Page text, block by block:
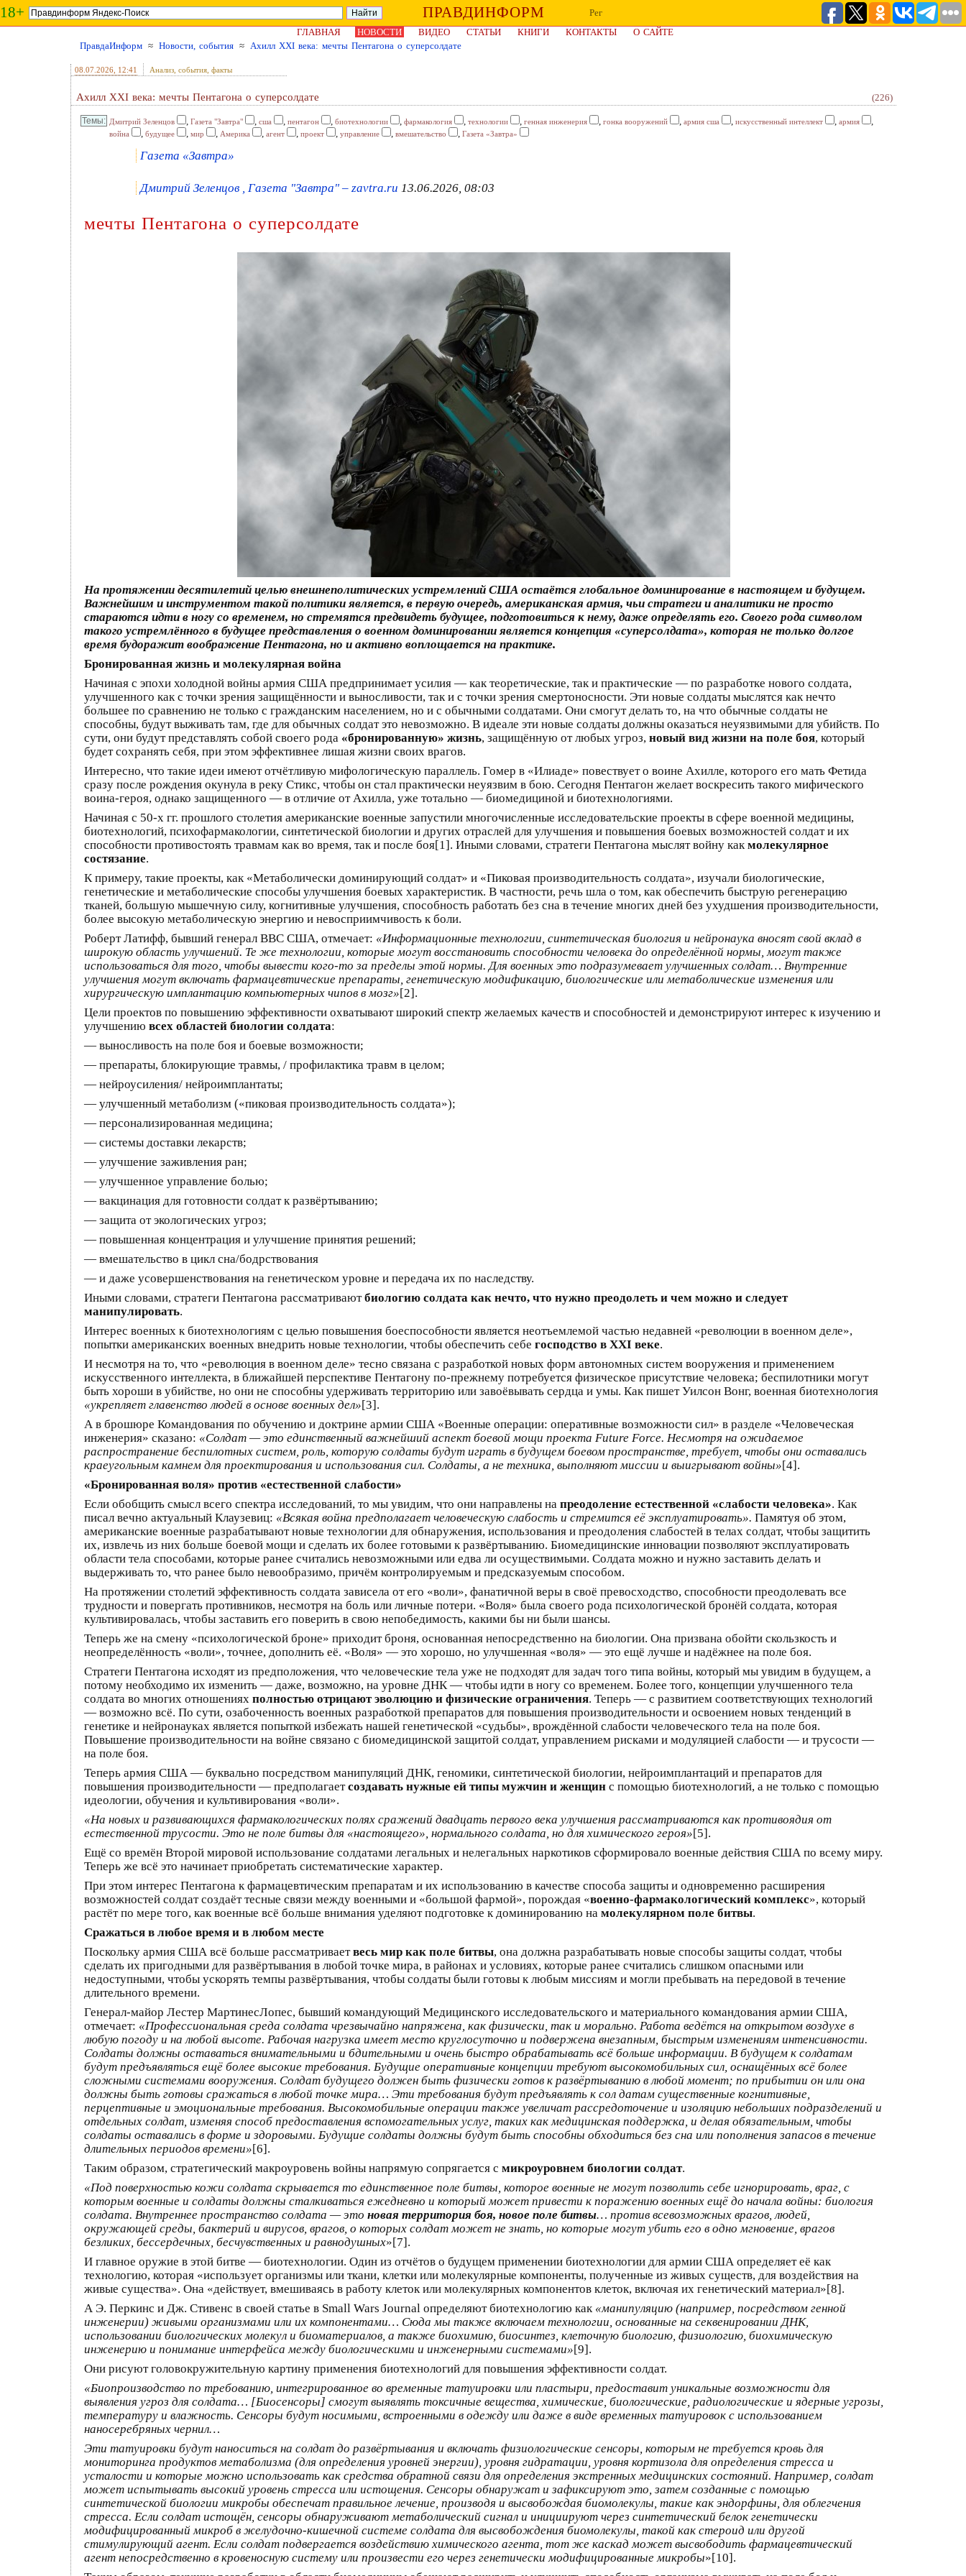
18+ ПРАВДИНФОРМ
Рег
ГЛАВНАЯ
НОВОСТИ ВИДЕО СТАТЬИ КНИГИ КОНТАКТЫ
О САЙТЕ
ПравдаИнформ ≈ Новости, события ≈ Ахилл XXI века: мечты Пентагона о суперсолдате
08.07.2026 , 12:41 Анализ, события, факты
Ахилл XXI века: мечты Пентагона о суперсолдате (226)
Дмитрий Зеленцов , Газета "Завтра" , сша , пентагон , биотехнологии , фармакология , технологии , генная инженерия , гонка вооружений , армия сша , искусственный интеллект , армия ,
война , будущее , мир , Америка , агент , проект , управление , вмешательство , Газета «Завтра»
Газета «Завтра»
Дмитрий Зеленцов , Газета "Завтра" – zavtra.ru 13.06.2026, 08:03
мечты Пентагона о суперсолдате
На протяжении десятилетий целью внешнеполитических устремлений США остаётся глобальное доминирование в настоящем и будущем.
Важнейшим и инструментом такой политики является, в первую очередь, американская армия, чьи стратеги и аналитики не просто
стараются идти в ногу со временем, но стремятся предвидеть будущее, подготовиться к нему, даже определять его. Своего рода символом
такого устремлённого в будущее представления о военном доминировании является концепция «суперсолдата», которая не только долгое
время будоражит воображение Пентагона, но и активно воплощается на практике.
Бронированная жизнь и молекулярная война
Начиная с эпохи холодной войны армия США предпринимает усилия — как теоретические, так и практические — по разработке нового солдата,
улучшенного как с точки зрения защищённости и выносливости, так и с точки зрения смертоносности. Эти новые солдаты мыcлятся как нечто
большее по сравнению не только с гражданским населением, но и с обычными солдатами. Они смогут делать то, на что обычные солдаты не
способны, будут выживать там, где для обычных солдат это невозможно. В идеале эти новые солдаты должны оказаться неуязвимыми для убийств. По
сути, они будут представлять собой своего рода «бронированную» жизнь, защищённую от любых угроз, новый вид жизни на поле боя, который
будет сохранять себя, при этом эффективнее лишая жизни своих врагов.
Интересно, что такие идеи имеют отчётливую мифологическую параллель. Гомер в «Илиаде» повествует о воине Ахилле, которого его мать Фетида
сразу после рождения окунула в реку Стикс, чтобы он стал практически неуязвим в бою. Сегодня Пентагон желает воскресить такого мифического
воина-героя, однако защищенного — в отличие от Ахилла, уже тотально — биомедициной и биотехнологиями.
Начиная с 50‑х гг. прошлого столетия американские военные запустили многочисленные исследовательские проекты в сфере военной медицины,
биотехнологий, психофармакологии, синтетической биологии и других отраслей для улучшения и повышения боевых возможностей солдат и их
способности противостоять травмам как во время, так и после боя[1]. Иными словами, стратеги Пентагона мыслят войну как молекулярное
состязание.
К примеру, такие проекты, как «Метаболически доминирующий солдат» и «Пиковая производительность солдата», изучали биологические,
генетические и метаболические способы улучшения боевых характеристик. В частности, речь шла о том, как обеспечить быструю регенерацию
тканей, большую мышечную силу, когнитивные улучшения, способность работать без сна в течение многих дней без ухудшения производительности,
более высокую метаболическую энергию и невосприимчивость к боли.
Роберт Латифф, бывший генерал ВВС США, отмечает: «Информационные технологии, синтетическая биология и нейронаука вносят свой вклад в
широкую область улучшений. Те же технологии, которые могут восстановить способности человека до определённой нормы, могут также
использоваться для того, чтобы вывести кого‑то за пределы этой нормы. Для военных это подразумевает улучшенных солдат… Внутренние
улучшения могут включать фармацевтические препараты, генетическую модификацию, биологические или метаболические изменения или
хирургическую имплантацию компьютерных чипов в мозг»[2].
Цели проектов по повышению эффективности охватывают широкий спектр желаемых качеств и способностей и демонстрируют интерес к изучению и
улучшению всех областей биологии солдата:
— выносливость на поле боя и боевые возможности;
— препараты, блокирующие травмы, / профилактика травм в целом;
— нейроусиления/ нейроимплантаты;
— улучшенный метаболизм («пиковая производительность солдата»);
— персонализированная медицина;
— системы доставки лекарств;
— улучшение заживления ран;
— улучшенное управление болью;
— вакцинация для готовности солдат к развёртыванию;
— защита от экологических угроз;
— повышенная концентрация и улучшение принятия решений;
— вмешательство в цикл сна/бодрствования
— и даже усовершенствования на генетическом уровне и передача их по наследству.
Иными словами, стратеги Пентагона рассматриваютбиологию солдата как нечто, что нужно преодолеть и чем можно и следует
манипулировать.
Интерес военных к биотехнологиям с целью повышения боеспособности является неотъемлемой частью недавней «революции в военном деле»,
попытки американских военных внедрить новые технологии, чтобы обеспечить себе господство в XXI веке.
И несмотря на то, что «революция в военном деле» тесно связана с разработкой новых форм автономных систем вооружения и применением
искусственного интеллекта, в ближайшей перспективе Пентагону по‑прежнему потребуется физическое присутствие человека; беспилотники могут
быть хороши в убийстве, но они не способны удерживать территорию или завоёвывать сердца и умы. Как пишет Уилсон Вонг, военная биотехнология
«укрепляет главенство людей в основе военных дел»[3].
А в брошюре Командования по обучению и доктрине армии США «Военные операции: оперативные возможности сил» в разделе «Человеческая
инженерия» сказано: «Солдат — это единственный важнейший аспект боевой мощи проекта Future Force. Несмотря на ожидаемое
распространение беспилотных систем, роль, которую солдаты будут играть в будущем боевом пространстве, требует, чтобы они оставались
краеугольным камнем для проектирования и использования сил. Солдаты, а не техника, выполняют миссии и выигрывают войны»[4].
«Бронированная воля» против «естественной слабости»
Если обобщить смысл всего спектра исследований, то мы увидим, что они направлены на преодоление естественной «слабости человека». Как
писал вечно актуальный Клаузевиц: «Всякая война предполагает человеческую слабость и стремится её эксплуатировать». Памятуя об этом,
американские военные разрабатывают новые технологии для обнаружения, использования и преодоления слабостей в телах солдат, чтобы защитить
их, извлечь из них больше боевой мощи и сделать их более готовыми к развёртыванию. Биомедицинские инновации позволяют эксплуатировать
области тела способами, которые ранее считались невозможными или едва ли осуществимыми. Солдата можно и нужно заставить делать и
выдерживать то, что ранее было невообразимо, причём контролируемым и предсказуемым способом.
На протяжении столетий эффективность солдата зависела от его «воли», фанатичной веры в своё превосходство, способности преодолевать все
трудности и повергать противников, несмотря на боль или личные потери. «Воля» была своего рода психологической бронёй солдата, которая
культивировалась, чтобы заставить его поверить в свою непобедимость, какими бы ни были шансы.
Теперь же на смену «психологической броне» приходит броня, основанная непосредственно на биологии. Она призвана обойти скользкость и
неопределённость «воли», точнее, дополнить её. «Воля» — это хорошо, но улучшенная «воля» — это ещё лучше и надёжнее на поле боя.
Стратеги Пентагона исходят из предположения, что человеческие тела уже не подходят для задач того типа войны, который мы увидим в будущем, а
потому необходимо их изменить — даже, возможно, на уровне ДНК — чтобы идти в ногу со временем. Более того, концепции улучшенного тела
солдата во многих отношениях полностью отрицают эволюцию и физические ограничения. Теперь — с развитием соответствующих технологий
— возможно всё. По сути, озабоченность военных разработкой препаратов для повышения производительности и освоением новых тенденций в
генетике и нейронауках является попыткой избежать нашей генетической «судьбы», врождённой слабости человеческого тела на поле боя.
Повышение производительности на войне связано с биомедицинской защитой солдат, управлением рисками и модуляцией слабости — и трусости —
на поле боя.
Теперь армия США — буквально посредством манипуляций ДНК, геномики, синтетической биологии, нейроимплантаций и препаратов для
повышения производительности — предполагаетсоздавать нужные ей типы мужчин и женщин с помощью биотехнологий, а не только с помощью
идеологии, обучения и культивирования «воли».
«На новых и развивающихся фармакологических полях сражений двадцать первого века улучшения рассматриваются как противоядия от
естественной трусости. Это не поле битвы для «настоящего», нормального солдата, но для химического героя»[5].
Ещё со времён Второй мировой использование солдатами легальных и нелегальных наркотиков сформировало военные действия США по всему миру.
Теперь же всё это начинает приобретать систематические характер.
При этом интерес Пентагона к фармацевтическим препаратам и их использованию в качестве способа защиты и одновременно расширения
возможностей солдат создаёт тесные связи между военными и «большой фармой», порождая «военно-фармакологический комплекс», который
растёт по мере того, как военные всё больше внимания уделяют подготовке к доминированию на молекулярном поле битвы.
Сражаться в любое время и в любом месте
Поскольку армия США всё больше рассматриваетвесь мир как поле битвы, она должна разрабатывать новые способы защиты солдат, чтобы
сделать их пригодными для развёртывания в любой точке мира, в районах и условиях, которые ранее считались слишком опасными или
недоступными, чтобы ускорять темпы развёртывания, чтобы солдаты были готовы к любым миссиям и могли пребывать на передовой в течение
длительного времени.
Генерал-майор Лестер МартинесЛопес, бывший командующий Медицинского исследовательского и материального командования армии США,
отмечает: «Профессиональная среда солдата чрезвычайно напряжена, как физически, так и морально. Работа ведётся на открытом воздухе в
любую погоду и на любой высоте. Рабочая нагрузка имеет место круглосуточно и подвержена внезапным, быстрым изменениям интенсивности.
Солдаты должны оставаться внимательными и бдительными и очень быстро обрабатывать всё больше информации. В будущем к солдатам
будут предъявляться ещё более высокие требования. Будущие оперативные концепции требуют высокомобильных сил, оснащённых всё более
сложными системами вооружения. Солдат будущего должен быть физически готов к развёртыванию в любой момент; по прибытии он или она
должны быть готовы сражаться в любой точке мира… Эти требования будут предъявлять к сол датам существенные когнитивные,
перцептивные и эмоциональные требования. Высокомобильные операции также увеличат рассредоточение и изоляцию небольших подразделений и
отдельных солдат, изменяя способ предоставления вспомогательных услуг, таких как медицинская поддержка, и делая обязательным, чтобы
солдаты оставались в форме и здоровыми. Будущие солдаты должны будут быть способны обходиться без сна или пополнения запасов в течение
длительных периодов времени»[6].
Таким образом, стратегический макроуровень войны напрямую сопрягается с микроуровнем биологии солдат.
«Под поверхностью кожи солдата скрывается то единственное поле битвы, которое военные не могут позволить себе игнорировать, враг, с
которым военные и солдаты должны сталкиваться ежедневно и который может привести к поражению военных ещё до начала войны: биология
солдата. Внутреннее пространство солдата — это новая территория боя, новое поле битвы… против всевозможных врагов, людей,
окружающей среды, бактерий и вирусов, врагов, о которых солдат может не знать, но которые могут убить его в одно мгновение, врагов
безликих, бессердечных, бесчувственных и равнодушных»[7].
И главное оружие в этой битве — биотехнологии. Один из отчётов о будущем применении биотехнологии для армии США определяет её как
технологию, которая «использует организмы или ткани, клетки или молекулярные компоненты, полученные из живых существ, для воздействия на
живые существа». Она «действует, вмешиваясь в работу клеток или молекулярных компонентов клеток, включая их генетический материал»[8].
А Э. Перкинс и Дж. Стивенс в своей статье в Small Wars Journal определяют биотехнологию как «манипуляцию (например, посредством генной
инженерии) живыми организмами или их компонентами… Сюда мы также включаем технологии, основанные на секвенировании ДНК,
использовании биологических молекул и биоматериалов, а также биохимию, биосинтез, клеточную биологию, физиологию, биохимическую
инженерию и понимание интерфейса между биологическими и инженерными системами»[9].
Они рисуют головокружительную картину применения биотехнологий для повышения эффективности солдат.
«Биопроизводство по требованию, интегрированное во временные татуировки или пластыри, предоставит уникальные возможности для
выявления угроз для солдата… [Биосенсоры] смогут выявлять токсичные вещества, химические, биологические, радиологические и ядерные угрозы,
температуру и влажность. Сенсоры будут носимыми, встроенными в одежду или даже в виде временных татуировок с использованием
наносеребряных чернил…
Эти татуировки будут наноситься на солдат до развёртывания и включать физиологические сенсоры, которым не требуется кровь для
мониторинга продуктов метаболизма (для определения уровней энергии), уровня гидратации, уровня кортизола для определения стресса и
усталости и которые можно использовать как средства обратной связи для определения экстренных медицинских состояний. Например, солдат
может испытывать высокий уровень стресса или истощения. Сенсоры обнаружат и зафиксируют это, затем созданные с помощью
синтетической биологии микробы обеспечат правильное лечение, производя и высвобождая биомолекулы, такие как эндорфины, для облегчения
стресса. Если солдат истощён, сенсоры обнаруживают метаболический сигнал и инициируют через синтетический белок генетически
модифицированный микроб в желудочно-кишечной системе солдата для высвобождения биомолекулы, такой как стероид или другой
стимулирующий агент. Если солдат подвергается воздействию химического агента, тот же каскад может высвободить фармацевтический
агент непосредственно в кровеносную систему или произвести его через генетически модифицированные микробы»[10].